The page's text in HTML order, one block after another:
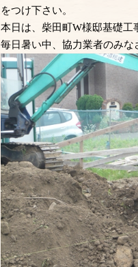
をつけ下さい。
本日は、柴田町W様邸基礎工
毎日暑い中、協力業者のみな